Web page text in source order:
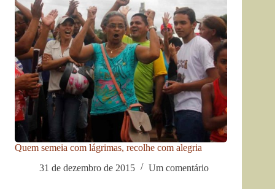
Quem semeia com lágrimas, recolhe com alegria
31 de dezembro de 2015
Um comentário